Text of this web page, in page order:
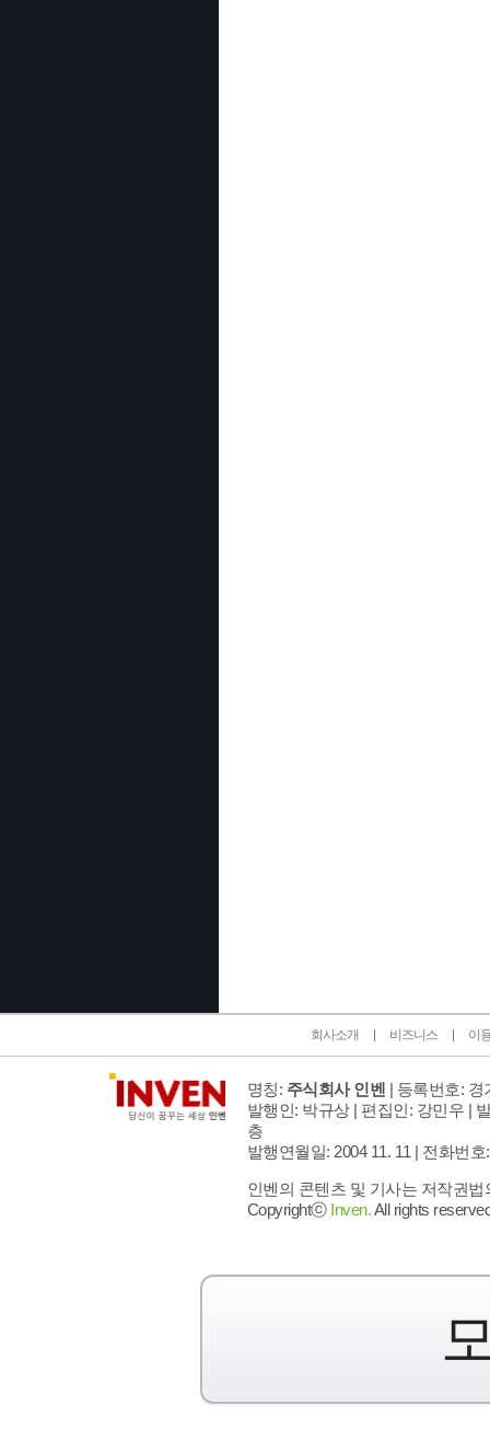
회사소개 비즈니스 이
명칭: 주식회사 인벤 | 등록번호: 경
발행인: 박규상 | 편집인: 강민우 |
층
발행연월일: 2004 11. 11 | 전화번호
인벤의 콘텐츠 및 기사는 저작권
Copyrightⓒ Inven.All rights